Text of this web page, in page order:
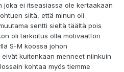
joka ei itseasiassa ole kertaakaan
siitä, että minun oli
sentti sieltä täältä pois
oli tarkoitus olla motivaattori
S-M koossa johon
kuitenkaan menneet niinkuin
kohtaa myös tiemme